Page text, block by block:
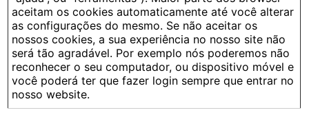
aceitam os cookies automaticamente até você alterar
as configurações do mesmo. Se não aceitar os
nossos cookies, a sua experiência no nosso site não
será tão agradável. Por exemplo nós poderemos não
reconhecer o seu computador, ou dispositivo móvel e
você poderá ter que fazer login sempre que entrar no
nosso website.